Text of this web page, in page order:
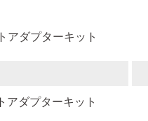
アダプターキット
アダプターキット